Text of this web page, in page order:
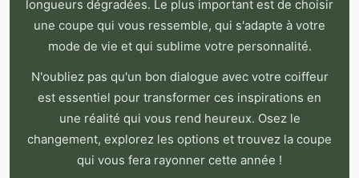
longueurs dégradées. Le plus important est de choisir
une coupe qui vous ressemble, qui s'adapte à votre
mode de vie et qui sublime votre personnalité.
N'oubliez pas qu'un bon dialogue avec votre coiffeur
est essentiel pour transformer ces inspirations en
une réalité qui vous rend heureux. Osez le
changement, explorez les options et trouvez la coupe
qui vous fera rayonner cette année !